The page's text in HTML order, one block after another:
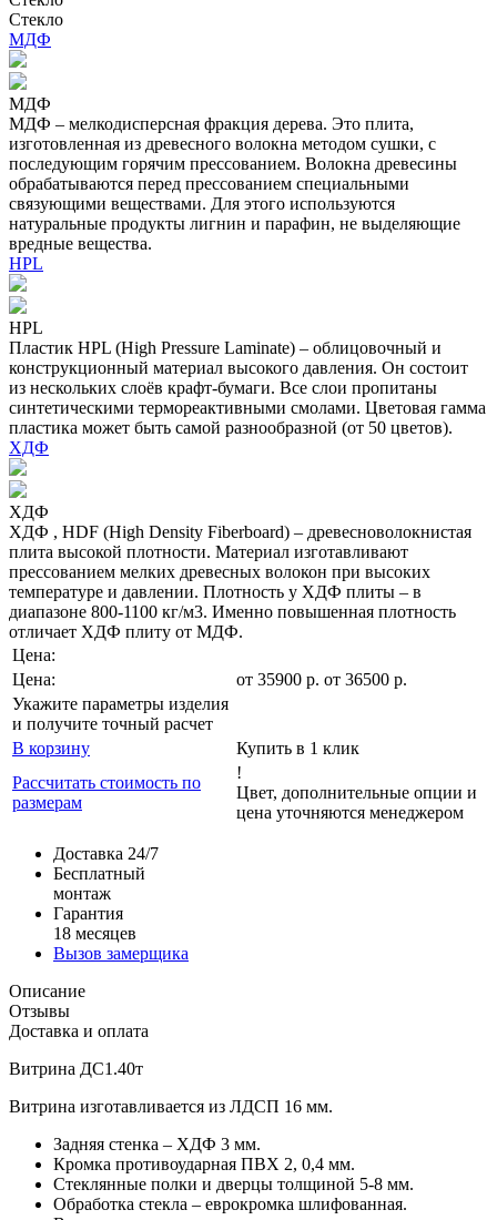
Стекло
МДФ
МДФ
МДФ – мелкодисперсная фракция дерева. Это плита,
изготовленная из древесного волокна методом сушки, с
последующим горячим прессованием. Волокна древесины
обрабатываются перед прессованием специальными
связующими веществами. Для этого используются
натуральные продукты лигнин и парафин, не выделяющие
вредные вещества.
HPL
HPL
Пластик HPL (High Pressure Laminate) – облицовочный и
конструкционный материал высокого давления. Он состоит
из нескольких слоёв крафт-бумаги. Все слои пропитаны
синтетическими термореактивными смолами. Цветовая гамма
пластика может быть самой разнообразной (от 50 цветов).
ХДФ
ХДФ
ХДФ , HDF (High Density Fiberboard) – древесноволокнистая
плита высокой плотности. Материал изготавливают
прессованием мелких древесных волокон при высоких
температуре и давлении. Плотность у ХДФ плиты – в
диапазоне 800-1100 кг/м3. Именно повышенная плотность
отличает ХДФ плиту от МДФ.
Цена:
Цена:
от 35900 р. от 36500 р.
Укажите параметры изделия
и получите точный расчет
В корзину
Купить в 1 клик
Рассчитать стоимость по
размерам
!
Цвет, дополнительные опции и
цена уточняются менеджером
Доставка 24/7
Бесплатный
монтаж
Гарантия
18 месяцев
Вызов замерщика
Описание
Отзывы
Доставка и оплата
Витрина ДС1.40т
Витрина изготавливается из ЛДСП 16 мм.
Задняя стенка – ХДФ 3 мм.
Кромка противоударная ПВХ 2, 0,4 мм.
Стеклянные полки и дверцы толщиной 5-8 мм.
Обработка стекла – еврокромка шлифованная.